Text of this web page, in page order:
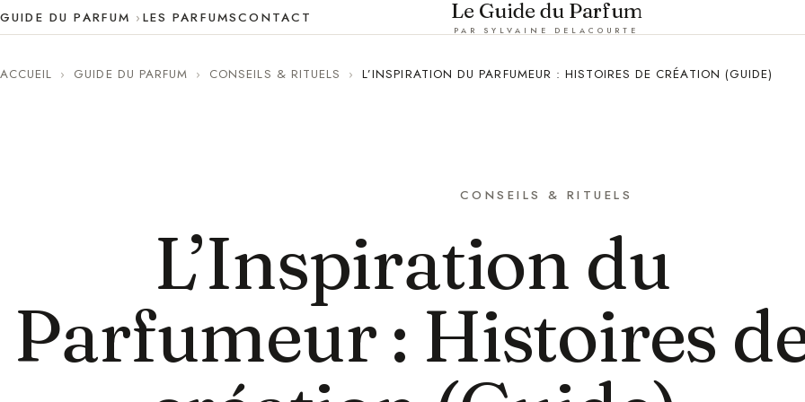
GUIDE DU PARFUM LES PARFUMSCONTACT Le Guide du Parfum
PAR SYLVAINE DELACOURTE
ACCUEIL › GUIDE DU PARFUM › CONSEILS & RITUELS › L’INSPIRATION DU PARFUMEUR : HISTOIRES DE CRÉATION (GUIDE)
CONSEILS & RITUELS
L’Inspiration du
Parfumeur : Histoires